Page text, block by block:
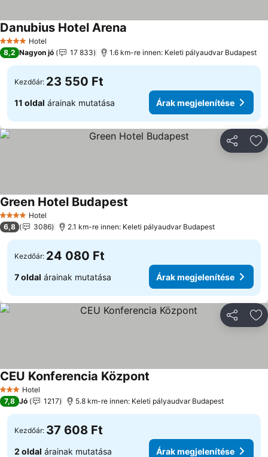
4 KategóriaHotel
Danubius Hotel Arena
8,2 Nagyon jó 17 833 1.6 km-re innen: Keleti pályaudvar Budapest
Kezdőár: 23 550 Ft
11 oldal árainak mutatása Árak megjelenítése
4 KategóriaHotel
Green Hotel Budapest
6,8 3086 2.1 km-re innen: Keleti pályaudvar Budapest
Kezdőár: 24 080 Ft
7 oldal árainak mutatása Árak megjelenítése
3 Kategória
Hotel
CEU Konferencia Központ
7,8 Jó 1217 5.8 km-re innen: Keleti pályaudvar Budapest
Kezdőár: 37 608 Ft
2 oldal árainak mutatása Árak megjelenítése